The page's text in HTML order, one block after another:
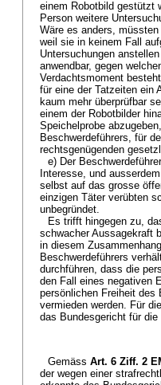
einem Robotbild gestützt
Person weitere
Wäre es anders,
weil sie in keinem Fall
Untersuchungen
anwendbar, gegen
Verdachtsmoment
für eine der Tatzeiten ein
kaum mehr überprüfbar
einem der Robotbilder
Speichelprobe
Beschwerdeführers, für
rechtsgenügenden
e) Der
Interesse, und
selbst auf das grosse
einzigen Täter verübten
unbegründet.
Es trifft hingegen zu,
schwacher Aussagekraft
in diesem
Beschwerdeführers
durchführen, dass die
den Fall eines negativen
persönlichen Freiheit des
vermieden werden. Für
das Bundesgericht für
Gemäss Art. 6 Ziff. 2
der wegen einer